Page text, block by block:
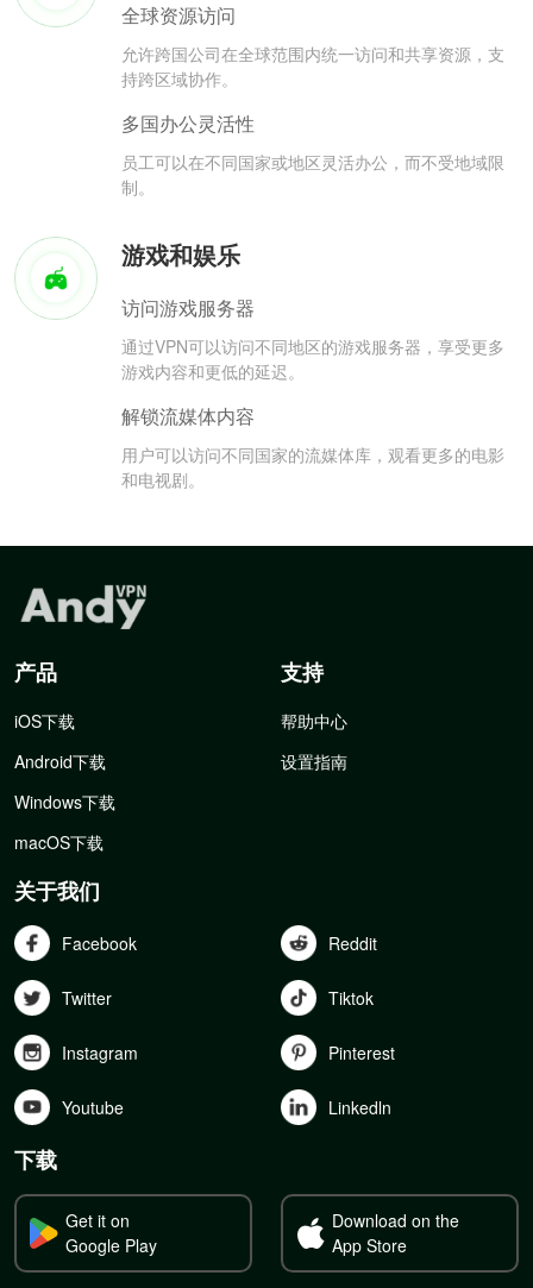
全球资源访问
允许跨国公司在全球范围内统一访问和共享资源，支
持跨区域协作。
多国办公灵活性
员工可以在不同国家或地区灵活办公，而不受地域限
制。
游戏和娱乐
访问游戏服务器
通过VPN可以访问不同地区的游戏服务器，享受更多
游戏内容和更低的延迟。
解锁流媒体内容
用户可以访问不同国家的流媒体库，观看更多的电影
和电视剧。
产品
iOS下载
Android下载
Windows下载
macOS下载
支持
帮助中心
设置指南
关于我们
Facebook Reddit
Twitter Tiktok
Instagram Pinterest
Youtube Linkedln
下载
Get it on
Google Play
Download on the
App Store